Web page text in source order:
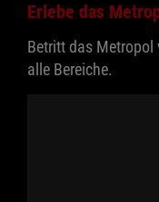
Erlebe das
Betritt das Metropol
alle Bereiche.